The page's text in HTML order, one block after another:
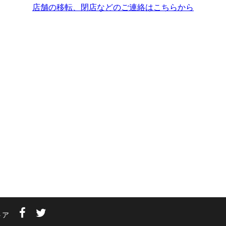
店舗の移転、閉店などのご連絡はこちらから
ア